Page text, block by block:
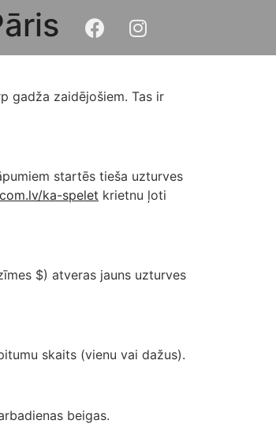
gadža zaidējošiem. Tas ir
startēs tieša uzturves
ka-spelet krietnu ļoti
$) atveras jauns uzturves
skaits (vienu vai dažus).
beigas.